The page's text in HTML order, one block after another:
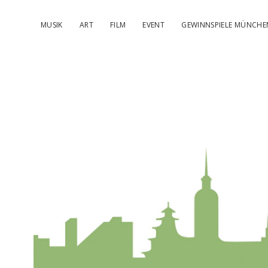
MUSIK ART FILM EVENT GEWINNSPIELE